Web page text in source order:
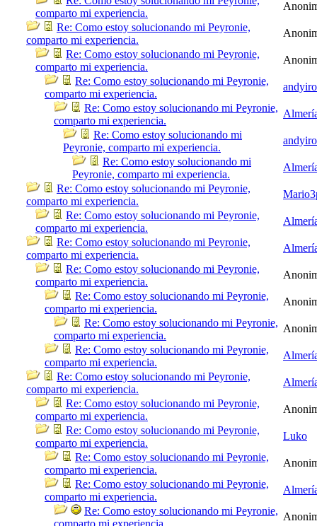
comparto mi experiencia.
Re: Como estoy solucionando mi Peyronie,
comparto mi experiencia.
Re: Como estoy solucionando mi Peyronie,
comparto mi experiencia.
Re: Como estoy solucionando mi Peyronie,
comparto mi experiencia.
Re: Como estoy solucionando mi Peyronie,
comparto mi experiencia.
Re: Como estoy solucionando mi
Peyronie, comparto mi experiencia.
Re: Como estoy solucionando mi
Peyronie, comparto mi experiencia.
Re: Como estoy solucionando mi Peyronie,
comparto mi experiencia.
Re: Como estoy solucionando mi Peyronie,
comparto mi experiencia.
Re: Como estoy solucionando mi Peyronie,
comparto mi experiencia.
Re: Como estoy solucionando mi Peyronie,
comparto mi experiencia.
Re: Como estoy solucionando mi Peyronie,
comparto mi experiencia.
Re: Como estoy solucionando mi Peyronie,
comparto mi experiencia.
Re: Como estoy solucionando mi Peyronie,
comparto mi experiencia.
Re: Como estoy solucionando mi Peyronie,
comparto mi experiencia.
Re: Como estoy solucionando mi Peyronie,
comparto mi experiencia.
Re: Como estoy solucionando mi Peyronie,
comparto mi experiencia.
Luko
Re: Como estoy solucionando mi Peyronie,
comparto mi experiencia.
Re: Como estoy solucionando mi Peyronie,
comparto mi experiencia.
Re: Como estoy solucionando mi Peyronie,
comparto mi experiencia.